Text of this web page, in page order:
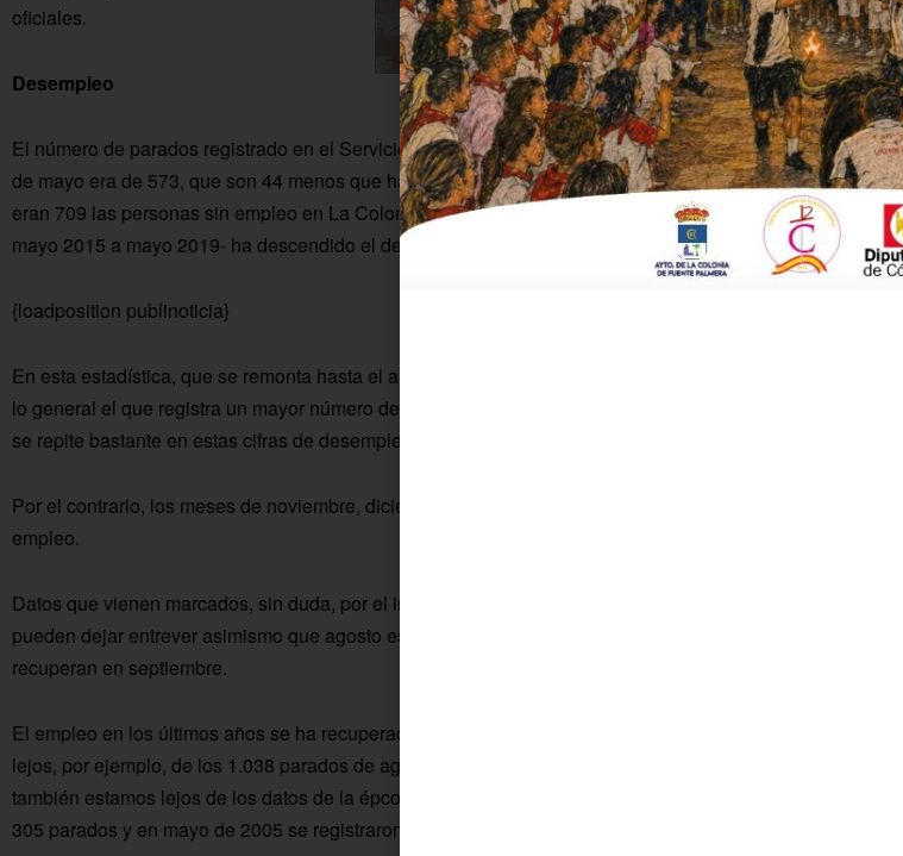
oficiales.
Desempleo
El número de parados registrado en el Servicio Público de Empleo Estatal (SEPE) a fecha del pasado 31
de mayo era de 573, que son 44 menos que hace un año. En el mismo mes de 2017 eran 600, en 2016
eran 709 las personas sin empleo en La Colonia y en 2015 se registraron 786. En cuatro años –desde
mayo 2015 a mayo 2019- ha descendido el desempleo un 27%.
{loadposition publinoticia}
En esta estadística, que se remonta hasta el año 2005, se puede comprobar como el mes de agosto es por
lo general el que registra un mayor número de parados de dicha serie histórica. El mes de marzo también
se repite bastante en estas cifras de desempleo.
Por el contrario, los meses de noviembre, diciembre y el propio mayo suelen ser bastante positivos para el
empleo.
Datos que vienen marcados, sin duda, por el inicio, transcurso y fin de las campañas agrícolas y que
pueden dejar entrever asimismo que agosto es un mes donde se producen bajas laborales que se
recuperan en septiembre.
El empleo en los últimos años se ha recuperado con respecto a los años más duros de la crisis, quedando
lejos, por ejemplo, de los 1.038 parados de agosto de 2014 o de los 1088 de marzo de 2013. No obstante,
también estamos lejos de los datos de la épcoa de la burbuja inmobiliaria, cuando en junio de 2006 había
305 parados y en mayo de 2005 se registraron 319 personas sin empleo en La Colonia.